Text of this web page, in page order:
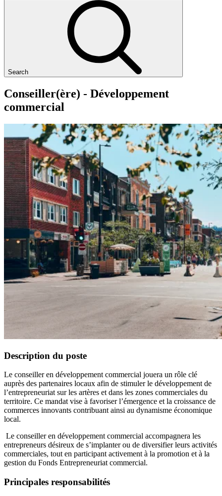
Search
Conseiller(ère) - Développement
commercial
Description du poste
Le conseiller en développement commercial jouera un rôle clé
auprès des partenaires locaux afin de stimuler le développement de
l’entrepreneuriat sur les artères et dans les zones commerciales du
territoire. Ce mandat vise à favoriser l’émergence et la croissance de
commerces innovants contribuant ainsi au dynamisme économique
local.
Le conseiller en développement commercial accompagnera les
entrepreneurs désireux de s’implanter ou de diversifier leurs activités
commerciales, tout en participant activement à la promotion et à la
gestion du Fonds Entrepreneuriat commercial.
Principales responsabilités